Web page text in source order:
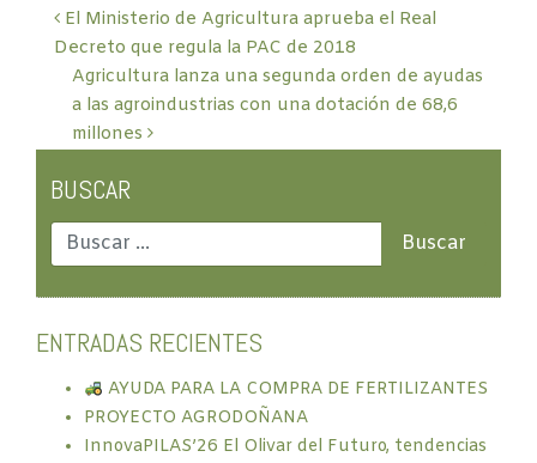
Post
navigation
El Ministerio de Agricultura aprueba el Real
Decreto que regula la PAC de 2018
Agricultura lanza una segunda orden de ayudas
a las agroindustrias con una dotación de 68,6
millones
BUSCAR
ENTRADAS RECIENTES
AYUDA PARA LA COMPRA DE FERTILIZANTES
PROYECTO AGRODOÑANA
InnovaPILAS’26 El Olivar del Futuro, tendencias